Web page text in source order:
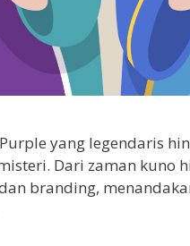
yang legendaris
Dari zaman kuno
branding,